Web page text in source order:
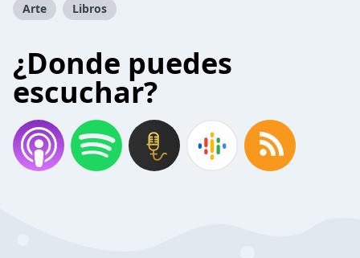
Arte Libros
¿Donde puedes
escuchar?